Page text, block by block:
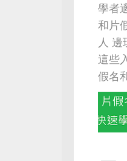
學者
和片
人 邊
這些
假名